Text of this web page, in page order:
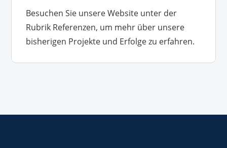
Besuchen Sie unsere Website unter der
Rubrik Referenzen, um mehr über unsere
bisherigen Projekte und Erfolge zu erfahren.